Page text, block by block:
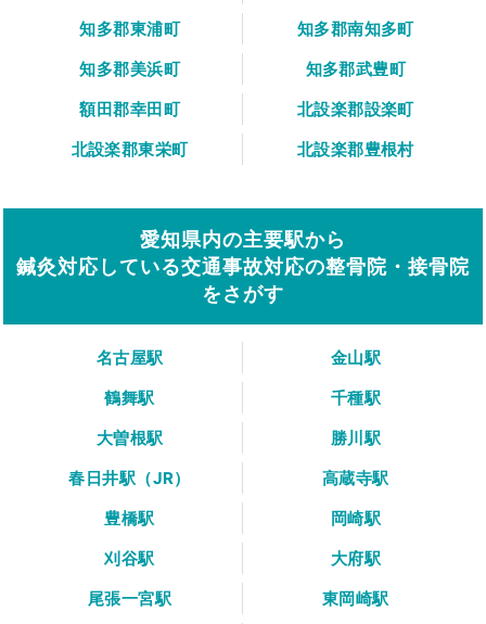
知多郡東浦町
知多郡南知多町
知多郡美浜町
知多郡武豊町
額田郡幸田町
北設楽郡設楽町
北設楽郡東栄町
北設楽郡豊根村
愛知県内の主要駅から
鍼灸対応している交通事故対応の整骨院・接骨院
をさがす
名古屋駅
金山駅
鶴舞駅
千種駅
大曽根駅
勝川駅
春日井駅（JR）
高蔵寺駅
豊橋駅
岡崎駅
刈谷駅
大府駅
尾張一宮駅
東岡崎駅